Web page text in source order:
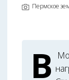
Пермское
В